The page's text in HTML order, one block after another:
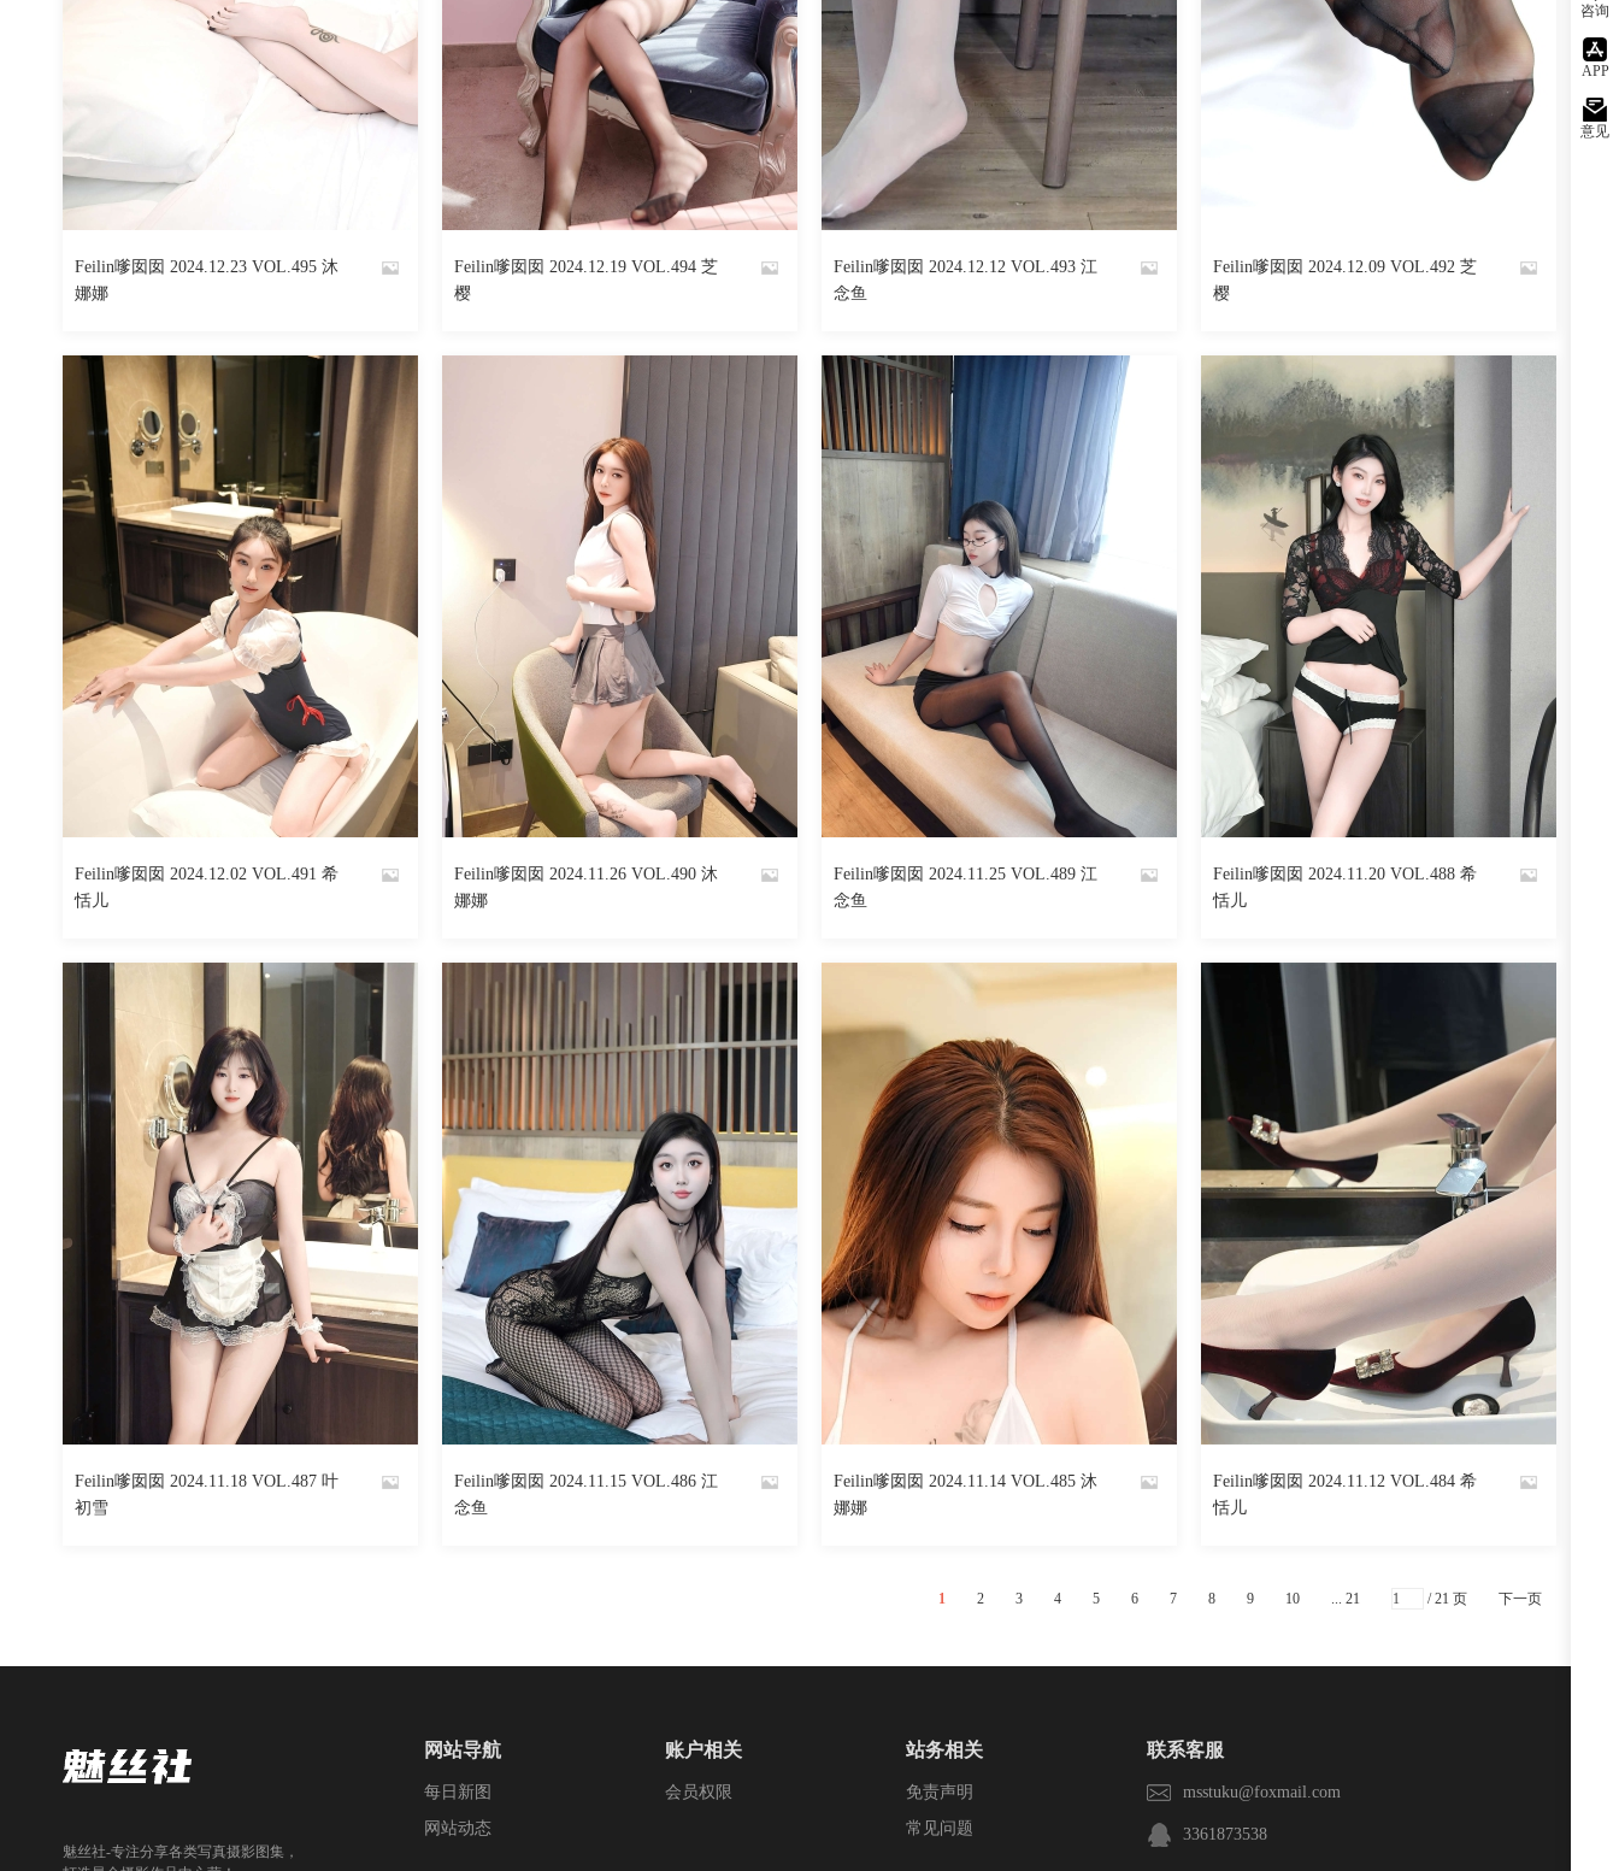
咨询
APP
意见
By
阅读 0 回复
Feilin嗲囡囡 2024.12.23 VOL.495 沐
娜娜
By
Feilin嗲囡囡 2024.12.02 VOL.491 希
恬儿
By
Feilin嗲囡囡 2024.11.18 VOL.487 叶
初雪
537 阅读 0 回复
By
602 阅读 0 回复
Feilin嗲囡囡 2024.12.19 VOL.494 芝
樱
By
阅读 0
Feilin嗲囡囡 2024.11.26 VOL.490 沐
娜娜
By
Feilin嗲囡囡 2024.11.15 VOL.486 江
念鱼
627 阅读 0 回复
By
811 阅读
Feilin嗲囡囡 2024.12.12 VOL.493 江
念鱼
By
回复
Feilin嗲囡囡 2024.11.25 VOL.489 江
念鱼
By
Feilin嗲囡囡 2024.11.14 VOL.485 沐
娜娜
By
回复
Feilin嗲囡囡 2024.12.09 VOL.492 芝
樱
By
629 阅读 0 回复
Feilin嗲囡囡 2024.11.20 VOL.488 希
恬儿
By
Feilin嗲囡囡 2024.11.12 VOL.484 希
恬儿
1 2 3 4 5 6 7 8 9 10 ... 21 / 21 页 下一页
魅丝社-专注分享各类写真摄影图集，
网站导航
每日新图
网站动态
账户相关
会员权限
站务相关
免责声明
常见问题
联系客服
msstuku@foxmail.com
3361873538